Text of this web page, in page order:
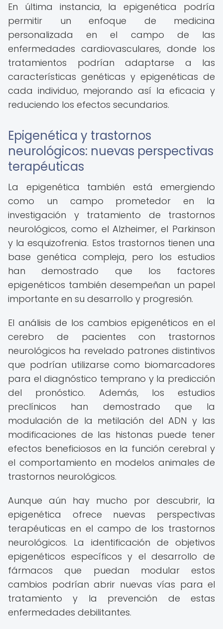
En última instancia, la epigenética podría
permitir un enfoque de medicina
personalizada en el campo de las
enfermedades cardiovasculares, donde los
tratamientos podrían adaptarse a las
características genéticas y epigenéticas de
cada individuo, mejorando así la eficacia y
reduciendo los efectos secundarios.
Epigenética y trastornos
neurológicos: nuevas perspectivas
terapéuticas
La epigenética también está emergiendo
como un campo prometedor en la
investigación y tratamiento de trastornos
neurológicos, como el Alzheimer, el Parkinson
y la esquizofrenia. Estos trastornos tienen una
base genética compleja, pero los estudios
han demostrado que los factores
epigenéticos también desempeñan un papel
importante en su desarrollo y progresión.
El análisis de los cambios epigenéticos en el
cerebro de pacientes con trastornos
neurológicos ha revelado patrones distintivos
que podrían utilizarse como biomarcadores
para el diagnóstico temprano y la predicción
del pronóstico. Además, los estudios
preclínicos han demostrado que la
modulación de la metilación del ADN y las
modificaciones de las histonas puede tener
efectos beneficiosos en la función cerebral y
el comportamiento en modelos animales de
trastornos neurológicos.
Aunque aún hay mucho por descubrir, la
epigenética ofrece nuevas perspectivas
terapéuticas en el campo de los trastornos
neurológicos. La identificación de objetivos
epigenéticos específicos y el desarrollo de
fármacos que puedan modular estos
cambios podrían abrir nuevas vías para el
tratamiento y la prevención de estas
enfermedades debilitantes.